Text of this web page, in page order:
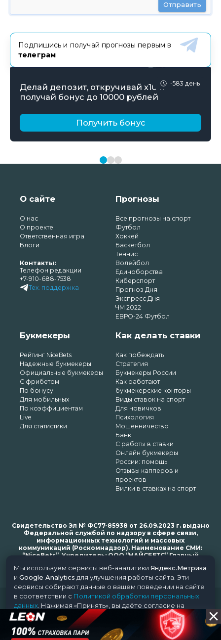
Отправить
Подпишись и получай прогнозы первым в
телеграм
-583 день
Делай депозит, откручивай х10 и
получай бонус до 10000 рублей
Получить бонус
О сайте
О нас
О проекте
Ответственная игра
Блоги
Контакты:
Телефон редакции
+7-910-688-7538
Тех. поддержка
Прогнозы
Все прогнозы на спорт
Футбол
Хоккей
Баскетбол
Теннис
Волейбол
Единоборства
Киберспорт
Прогноз Дня
Экспресс Дня
ЧМ 2022
ЕВРО-24 Футбол
Букмекеры
Рейтинг NiceBets
Надежные букмекеры
Официальные букмекеры
С фрибетом
По бонусу
Для мобильных
По коэффициентам
Live
Для статистики
Как делать ставки
Как побеждать
Стратегия
Букмекеры России
Как работают
букмекерские конторы
Виды ставок на спорт
Для новичков
Психология
Мошенничество
Банк
С работы в ставки
Онлайн букмекеры
России: помощь
Отзывы капперов и
проектов
Вилки в ставках на спорт
Свидетельство Эл № ФС77-85938 от 26.09.2023 г. выдано
Федеральной службой по надзору в сфере связи,
информационных технологий и массовых
коммуникаций (Роскомнадзор). Наименование СМИ:
“NiceBets”. Учредитель: ООО “НАЙСБЕТС” Главный
bets.ru
© 2018-2024 NiceBets. 18+
Мы используем сервисы веб-аналитики Яндекс.Метрика
и Google Analytics для улучшения работы сайта. Эти
сервисы собирают данные о вашем поведении на сайте
в соответствии с Политикой обработки персональных
данных . Нажимая «Принять», вы даёте согласие на
обработку ваших данных этими сервисами.
Принять Отклонить